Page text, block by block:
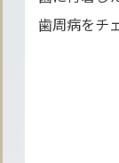
歯周病をチ